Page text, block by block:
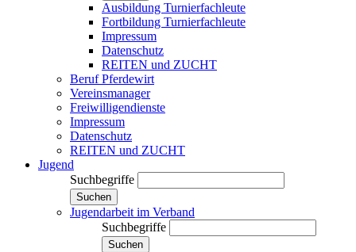
Ausbildung Turnierfachleute
Fortbildung Turnierfachleute
Impressum
Datenschutz
REITEN und ZUCHT
Beruf Pferdewirt
Vereinsmanager
Freiwilligendienste
Impressum
Datenschutz
REITEN und ZUCHT
Jugend
Suchbegriffe
Suchen
Jugendarbeit im Verband
Suchbegriffe
Suchen